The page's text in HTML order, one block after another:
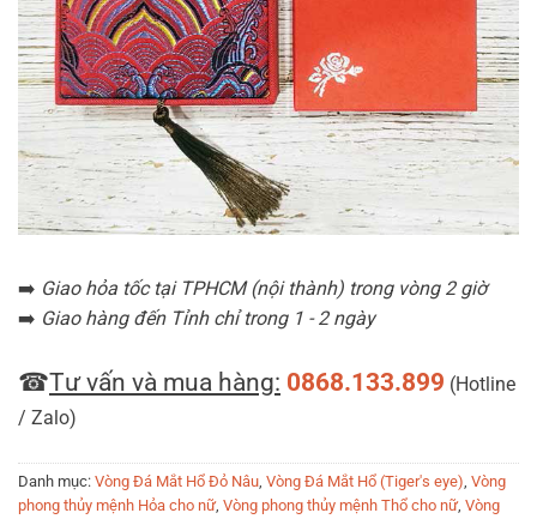
➡️ Giao hỏa tốc tại TPHCM (nội thành) trong vòng 2 giờ
➡️ Giao hàng đến Tỉnh chỉ trong 1 - 2 ngày
☎Tư vấn và mua hàng: 0868.133.899 (Hotline
/ Zalo)
Danh mục: Vòng Đá Mắt Hổ Đỏ Nâu, Vòng Đá Mắt Hổ (Tiger's eye), Vòng
phong thủy mệnh Hỏa cho nữ, Vòng phong thủy mệnh Thổ cho nữ, Vòng